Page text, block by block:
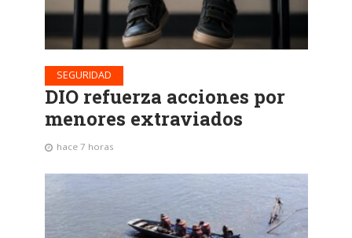
SEGURIDAD
DIO refuerza acciones por
menores extraviados
hace 7 horas